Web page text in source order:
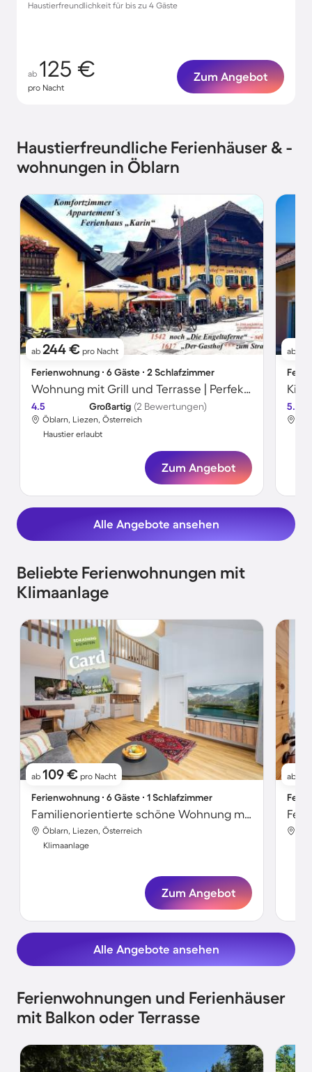
Haustierfreundlichkeit für bis zu 4 Gäste
ab 125 €
pro Nacht
Zum Angebot
Haustierfreundliche Ferienhäuser & -
wohnungen in Öblarn
ab 244 € pro Nacht
Ferienwohnung ∙ 6 Gäste ∙ 2 Schlafzimmer
Wohnung mit Grill und Terrasse | Perfekt für die Arbeit von Zuhause
4.5 Großartig (2 Bewertungen)
Öblarn, Liezen, Österreich
Haustier erlaubt
Zum Angebot
ab
5.0
Alle Angebote ansehen
Beliebte Ferienwohnungen mit
Klimaanlage
ab 109 € pro Nacht
Ferienwohnung ∙ 6 Gäste ∙ 1 Schlafzimmer
Familienorientierte schöne Wohnung mit Terrasse und Garten
Öblarn, Liezen, Österreich
Klimaanlage
Zum Angebot
ab
Alle Angebote ansehen
Ferienwohnungen und Ferienhäuser
mit Balkon oder Terrasse